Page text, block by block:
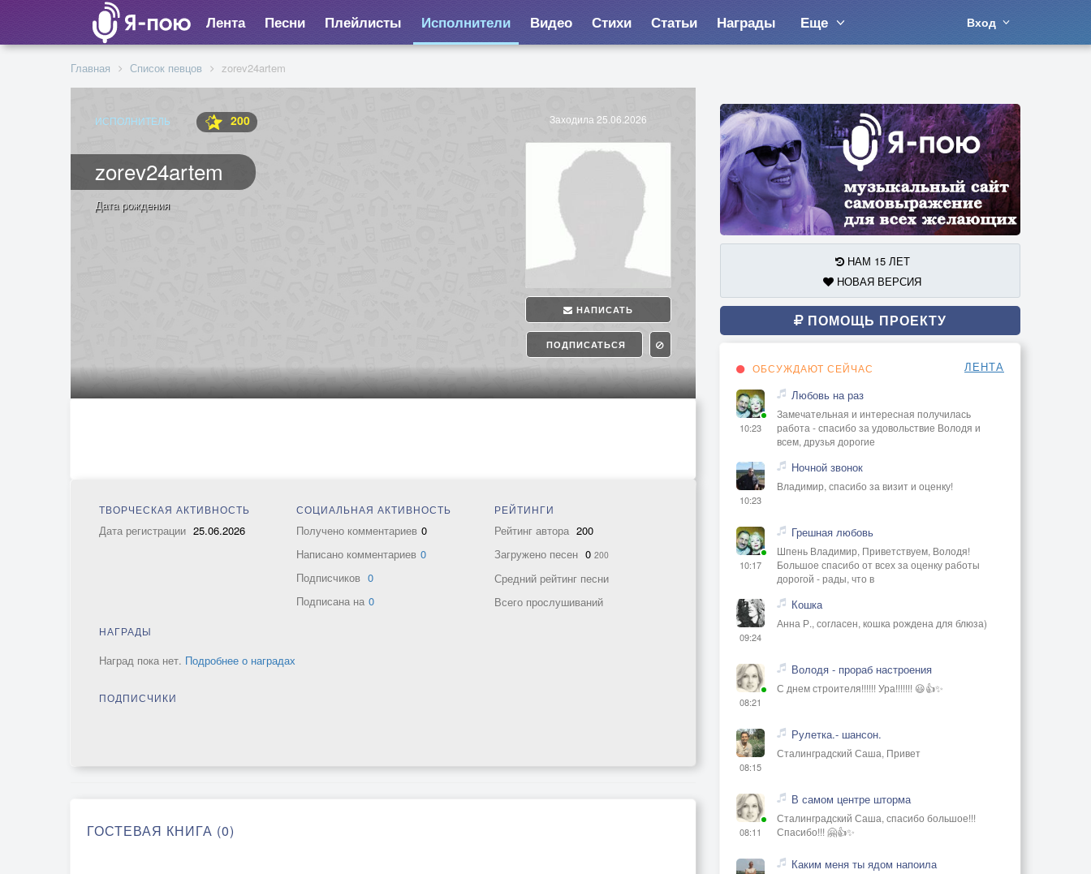
Лента Песни Плейлисты Исполнители Видео Стихи Статьи Награды Еще Вход
Главная Список певцов zorev24artem
ИСПОЛНИТЕЛЬ 200
zorev24artem
Заходила 25.06.2026
НАПИСАТЬ
ПОДПИСАТЬСЯ
Дата рождения
ТВОРЧЕСКАЯ АКТИВНОСТЬ
Дата регистрации 25.06.2026
СОЦИАЛЬНАЯ АКТИВНОСТЬ
Получено комментариев 0
Написано комментариев 0
Подписчиков 0
Подписана на 0
РЕЙТИНГИ
Рейтинг автора 200
Загружено песен 0 200
Средний рейтинг песни
Всего прослушиваний
НАГРАДЫ
Наград пока нет. Подробнее о наградах
ПОДПИСЧИКИ
ГОСТЕВАЯ КНИГА (0)
НАМ 15 ЛЕТ
НОВАЯ ВЕРСИЯ
ПОМОЩЬ ПРОЕКТУ
ОБСУЖДАЮТ СЕЙЧАС ЛЕНТА
10:23
Любовь на раз
Замечательная и интересная получилась
работа - спасибо за удовольствие Володя и
всем, друзья дорогие
10:23
Ночной звонок
Владимир, спасибо за визит и оценку!
10:17
Грешная любовь
Шпень Владимир, Приветствуем, Володя!
Большое спасибо от всех за оценку работы
дорогой - рады, что в
09:24
Кошка
Анна Р., согласен, кошка рождена для блюза)
08:21
Володя - прораб настроения
С днем строителя!!!!!! Ура!!!!!!! 😃👍✨
08:15
Рулетка.- шансон.
Сталинградский Саша, Привет
08:11
В самом центре шторма
Сталинградский Саша, спасибо большое!!!
Спасибо!!! 🤗👍✨
Каким меня ты ядом напоила